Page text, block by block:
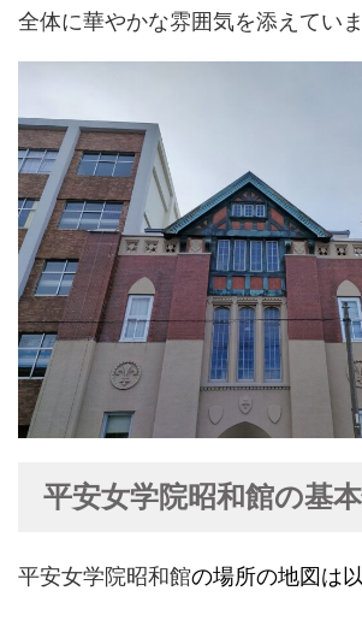
全体に華やかな雰囲気を添えていま
平安女学院昭和館の基
平安女学院昭和館の場所の地図は